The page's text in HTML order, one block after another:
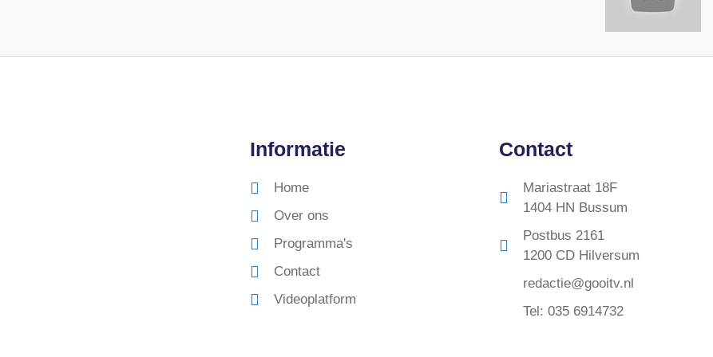
Informatie
Home
Over ons
Programma's
Contact
Videoplatform
Contact
Mariastraat 18F
1404 HN Bussum
Postbus 2161
1200 CD Hilversum
redactie@gooitv.nl
Tel: 035 6914732